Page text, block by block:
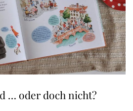
… oder doch nicht?